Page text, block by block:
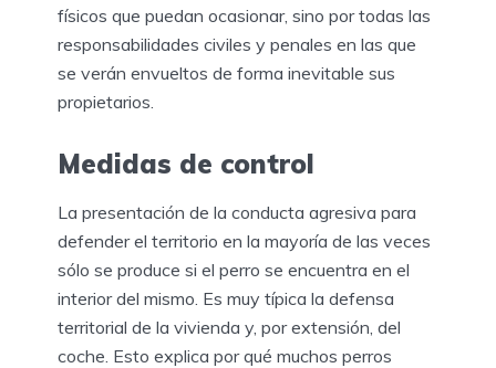
físicos que puedan ocasionar, sino por todas las
responsabilidades civiles y penales en las que
se verán envueltos de forma inevitable sus
propietarios.
Medidas de control
La presentación de la conducta agresiva para
defender el territorio en la mayoría de las veces
sólo se produce si el perro se encuentra en el
interior del mismo. Es muy típica la defensa
territorial de la vivienda y, por extensión, del
coche. Esto explica por qué muchos perros